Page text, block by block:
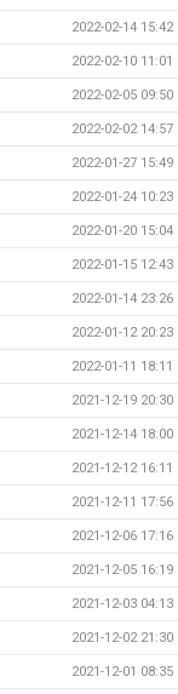
2022-02-14 15:42
2022-02-10 11:01
2022-02-05 09:50
2022-02-02 14:57
2022-01-27 15:49
2022-01-24 10:23
2022-01-20 15:04
2022-01-15 12:43
2022-01-14 23:26
2022-01-12 20:23
2022-01-11 18:11
2021-12-19 20:30
2021-12-14 18:00
2021-12-12 16:11
2021-12-11 17:56
2021-12-06 17:16
2021-12-05 16:19
2021-12-03 04:13
2021-12-02 21:30
2021-12-01 08:35